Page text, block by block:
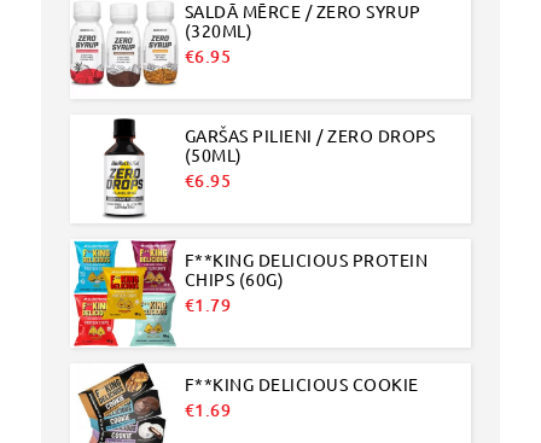
SALDĀ MĒRCE / ZERO SYRUP
(320ML)
€6.95
GARŠAS PILIENI / ZERO DROPS
(50ML)
€6.95
F**KING DELICIOUS PROTEIN
CHIPS (60G)
€1.79
F**KING DELICIOUS COOKIE
€1.69